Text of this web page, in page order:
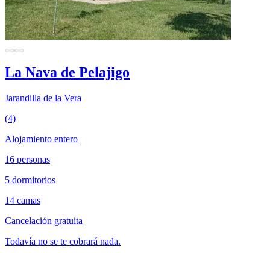
La Nava de Pelajigo
Jarandilla de la Vera
(4)
Alojamiento entero
16 personas
5 dormitorios
14 camas
Cancelación gratuita
Todavía no se te cobrará nada.